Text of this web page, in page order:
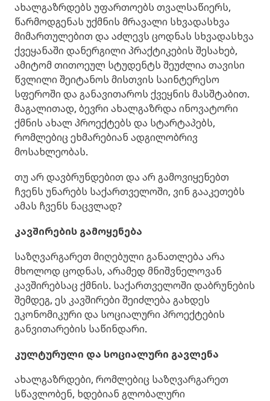
ახალგაზრდებს უფართოებს თვალსაწიერს,
წარმოდგენას უქმნის მრავალი სხვადასხვა
მიმართულებით და აძლევს ცოდნას სხვადასხვა
ქვეყანაში დანერგილი პრაქტიკების შესახებ,
ამიტომ თითოეულ სტუდენტს შეუძლია თავისი
წვლილი შეიტანოს მისთვის საინტერესო
სფეროში და განავითაროს ქვეყნის მასშტაბით.
მაგალითად, ბევრი ახალგაზრდა ინოვატორი
ქმნის ახალ პროექტებს და სტარტაპებს,
რომლებიც ეხმარებიან ადგილობრივ
მოსახლეობას.
თუ არ დავბრუნდებით და არ გამოვიყენებთ
ჩვენს უნარებს საქართველოში, ვინ გააკეთებს
ამას ჩვენს ნაცვლად?
კავშირების გამოყენება
საზღვარგარეთ მიღებული განათლება არა
მხოლოდ ცოდნას, არამედ მნიშვნელოვან
კავშირებსაც ქმნის. საქართველოში დაბრუნების
შემდეგ, ეს კავშირები შეიძლება გახდეს
ეკონომიკური და სოციალური პროექტების
განვითარების საწინდარი.
კულტურული და სოციალური გავლენა
ახალგაზრდები, რომლებიც საზღვარგარეთ
სწავლობენ, ხდებიან გლობალური